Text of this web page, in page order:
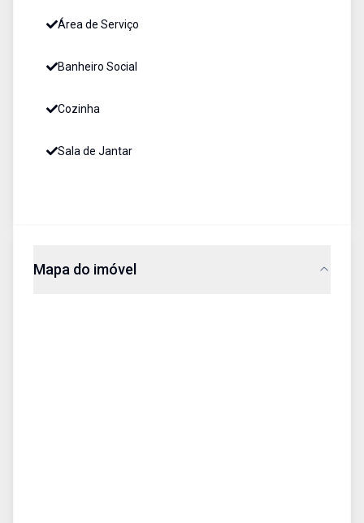
Área de Serviço
Banheiro Social
Cozinha
Sala de Jantar
Mapa do imóvel